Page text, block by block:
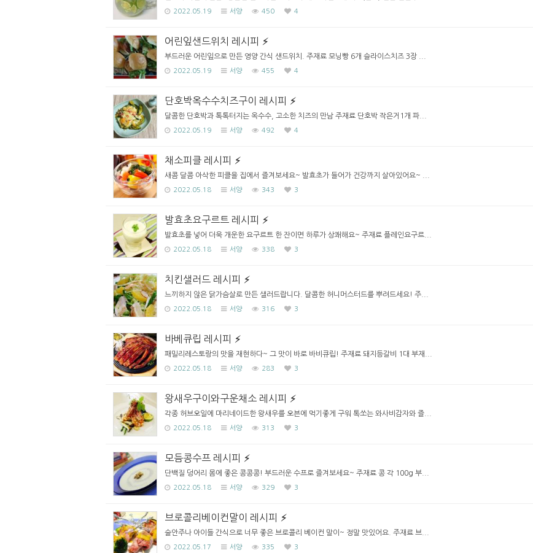
2022.05.19 서양 450 4
어린잎샌드위치 레시피
부드러운 어린잎으로 만든 영양 간식 샌드위치. 주재료 모닝빵 6개 슬라이스치즈 3장 ...
2022.05.19 서양 455 4
단호박옥수수치즈구이 레시피
달콤한 단호박과 톡톡터지는 옥수수, 고소한 치즈의 만남 주재료 단호박 작은거1개 파...
2022.05.19 서양 492 4
채소피클 레시피
새콤 달콤 아삭한 피클을 집에서 즐겨보세요~ 발효초가 들어가 건강까지 살아있어요~ ...
2022.05.18 서양 343 3
발효초요구르트 레시피
발효초를 넣어 더욱 개운한 요구르트 한 잔이면 하루가 상쾌해요~ 주재료 플레인요구르...
2022.05.18 서양 338 3
치킨샐러드 레시피
느끼하지 않은 닭가슴살로 만든 샐러드랍니다. 달콤한 허니머스터드를 뿌려드세요! 주...
2022.05.18 서양 316 3
바베큐립 레시피
패밀리레스토랑의 맛을 재현하다~ 그 맛이 바로 바비큐립! 주재료 돼지등갈비 1대 부재...
2022.05.18 서양 283 3
왕새우구이와구운채소 레시피
각종 허브오일에 마리네이드한 왕새우를 오븐에 먹기좋게 구워 톡쏘는 와사비감자와 즐...
2022.05.18 서양 313 3
모듬콩수프 레시피
단백질 덩어리 몸에 좋은 콩콩콩! 부드러운 수프로 즐겨보세요~ 주재료 콩 각 100g 부...
2022.05.18 서양 329 3
브로콜리베이컨말이 레시피
술안주나 아이들 간식으로 너무 좋은 브로콜리 베이컨 말이~ 정말 맛있어요. 주재료 브...
2022.05.17 서양 335 3